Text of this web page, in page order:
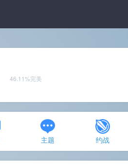
46.11%完美
主题 约战